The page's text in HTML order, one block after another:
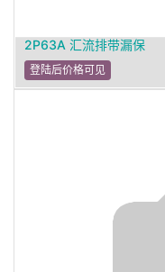
2P63A 汇流排带漏保
登陆后价格可见